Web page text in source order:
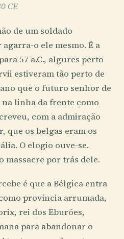
CE
de um soldado
o ele mesmo. É a
57 a.C., algures perto
estiveram tão perto de
que o futuro senhor de
na linha da frente como
com a admiração
que os belgas eram os
O elogio ouve-se.
massacre por trás dele.
é que a Bélgica entra
província arrumada,
rei dos Eburões,
para abandonar o